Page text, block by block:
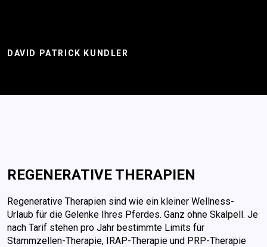
DAVID PATRICK KUNDLER
REGENERATIVE THERAPIEN
Regenerative Therapien sind wie ein kleiner Wellness-
Urlaub für die Gelenke Ihres Pferdes. Ganz ohne Skalpell. Je
nach Tarif stehen pro Jahr bestimmte Limits für
Stammzellen-Therapie, IRAP-Therapie und PRP-Therapie